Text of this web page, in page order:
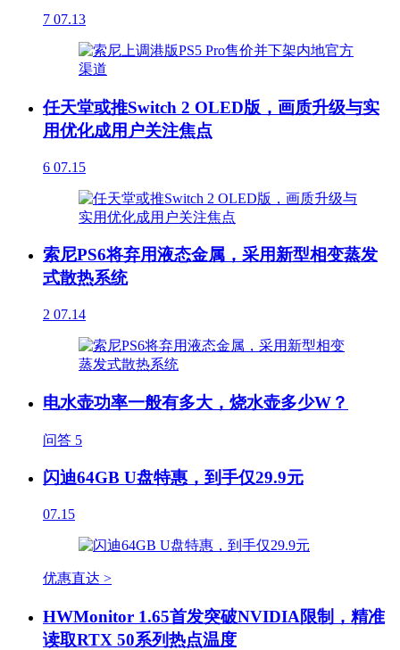
7 07.13
任天堂或推Switch 2 OLED版，画质升级与实
用优化成用户关注焦点
6 07.15
索尼PS6将弃用液态金属，采用新型相变蒸发
式散热系统
2 07.14
电水壶功率一般有多大，烧水壶多少W？
问答 5
闪迪64GB U盘特惠，到手仅29.9元
07.15
优惠直达 >
HWMonitor 1.65首发突破NVIDIA限制，精准
读取RTX 50系列热点温度